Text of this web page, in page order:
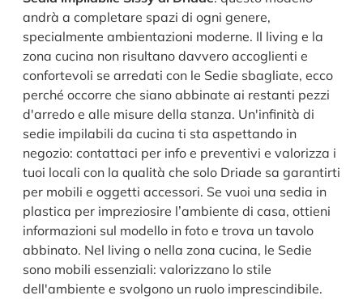
andrà a completare spazi di ogni genere,
specialmente ambientazioni moderne. Il living e la
zona cucina non risultano davvero accoglienti e
confortevoli se arredati con le Sedie sbagliate, ecco
perché occorre che siano abbinate ai restanti pezzi
d'arredo e alle misure della stanza. Un'infinità di
sedie impilabili da cucina ti sta aspettando in
negozio: contattaci per info e preventivi e valorizza i
tuoi locali con la qualità che solo Driade sa garantirti
per mobili e oggetti accessori. Se vuoi una sedia in
plastica per impreziosire l’ambiente di casa, ottieni
informazioni sul modello in foto e trova un tavolo
abbinato. Nel living o nella zona cucina, le Sedie
sono mobili essenziali: valorizzano lo stile
dell'ambiente e svolgono un ruolo imprescindibile.